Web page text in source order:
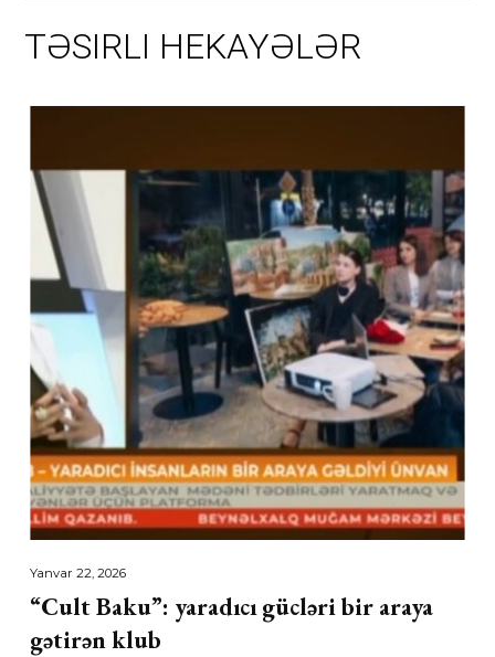
TƏSIRLI HEKAYƏLƏR
Yanvar 22, 2026
“Cult Baku”: yaradıcı gücləri bir araya
gətirən klub